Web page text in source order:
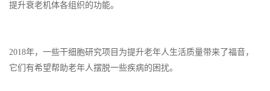
提升衰老机体各组织的功能。
2018年，一些干细胞研究项目为提升老年人生活质量带来了福音，
它们有希望帮助老年人摆脱一些疾病的困扰。